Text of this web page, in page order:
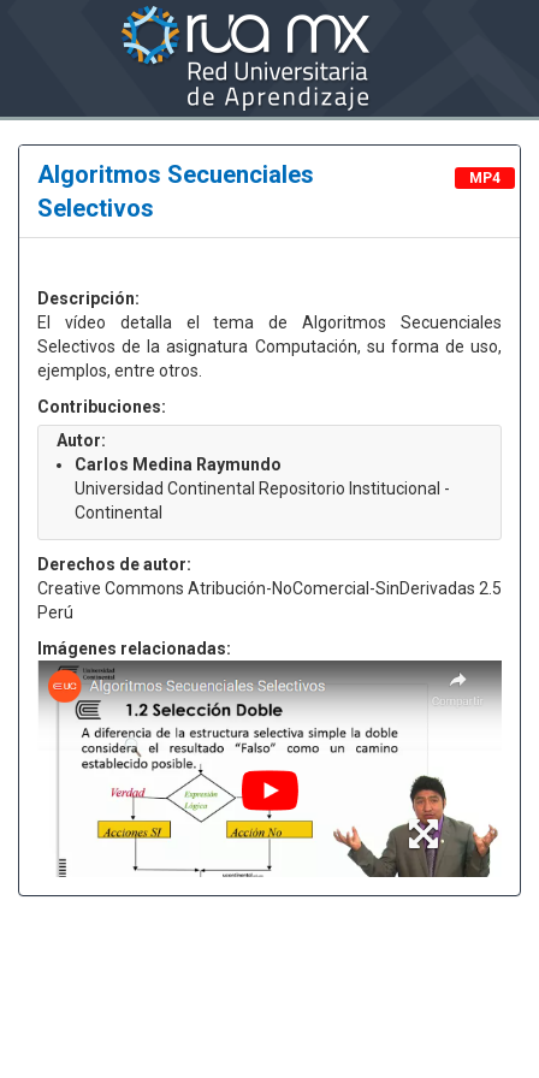
Algoritmos Secuenciales
Selectivos
MP4
Descripción:
El vídeo detalla el tema de Algoritmos Secuenciales
Selectivos de la asignatura Computación, su forma de uso,
ejemplos, entre otros.
Contribuciones:
Autor:
Carlos Medina Raymundo
Universidad Continental Repositorio Institucional -
Continental
Derechos de autor:
Creative Commons Atribución-NoComercial-SinDerivadas 2.5
Perú
Imágenes relacionadas: